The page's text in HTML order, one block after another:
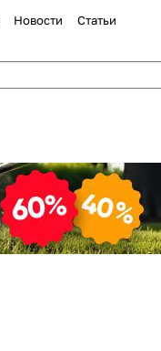
Новости Статьи